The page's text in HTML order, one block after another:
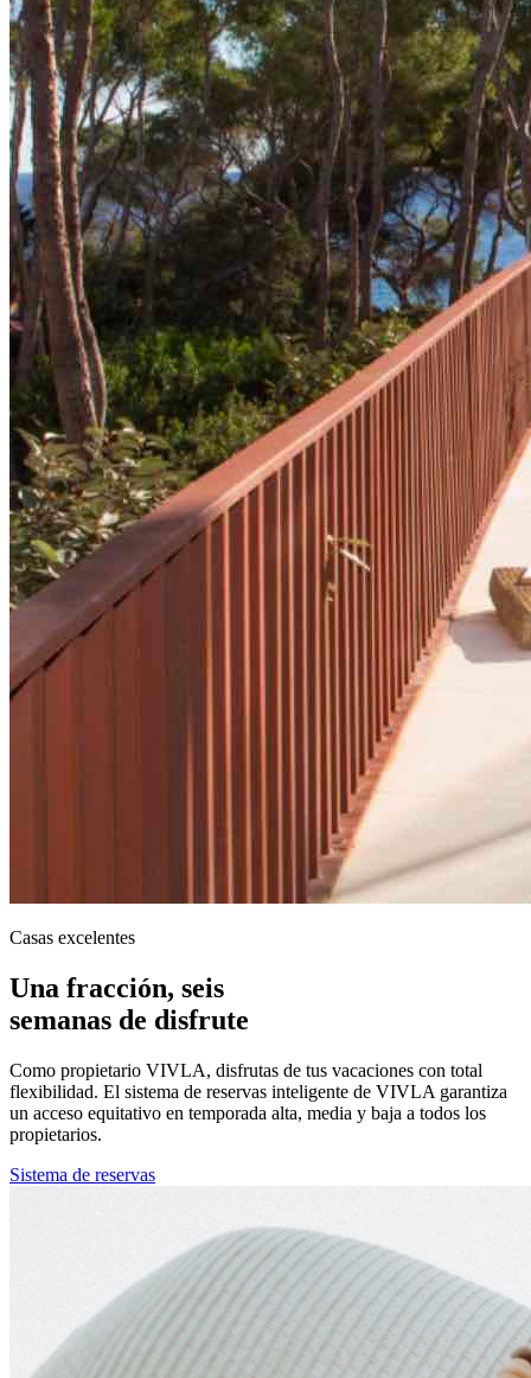
Casas excelentes
Una fracción, seis
semanas de disfrute
Como propietario VIVLA, disfrutas de tus vacaciones con total
flexibilidad. El sistema de reservas inteligente de VIVLA garantiza
un acceso equitativo en temporada alta, media y baja a todos los
propietarios.
Sistema de reservas